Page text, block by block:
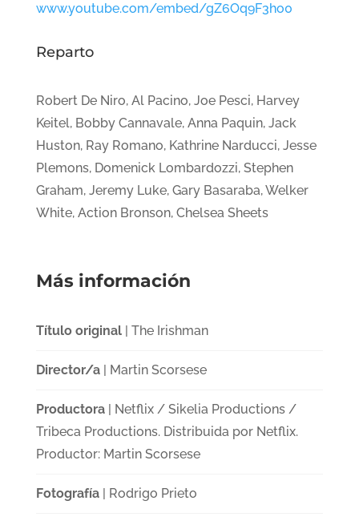
www.youtube.com/embed/gZ6Oq9F3ho0
Reparto
Robert De Niro, Al Pacino, Joe Pesci, Harvey
Keitel, Bobby Cannavale, Anna Paquin, Jack
Huston, Ray Romano, Kathrine Narducci, Jesse
Plemons, Domenick Lombardozzi, Stephen
Graham, Jeremy Luke, Gary Basaraba, Welker
White, Action Bronson, Chelsea Sheets
Más información
Título original| The Irishman
Director/a| Martin Scorsese
Productora| Netflix / Sikelia Productions /
Tribeca Productions. Distribuida por Netflix.
Productor: Martin Scorsese
Fotografía| Rodrigo Prieto